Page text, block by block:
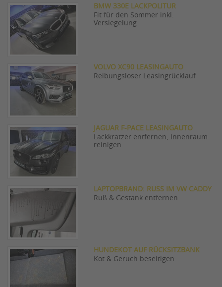
BMW 330E LACKPOLITUR
Fit für den Sommer inkl.
Versiegelung
VOLVO XC90 LEASINGAUTO
Reibungsloser Leasingrücklauf
JAGUAR F-PACE LEASINGAUTO
Lackkratzer entfernen, Innenraum
reinigen
LAPTOPBRAND: RUSS IM VW CADDY
Ruß & Gestank entfernen
HUNDEKOT AUF RÜCKSITZBANK
Kot & Geruch beseitigen